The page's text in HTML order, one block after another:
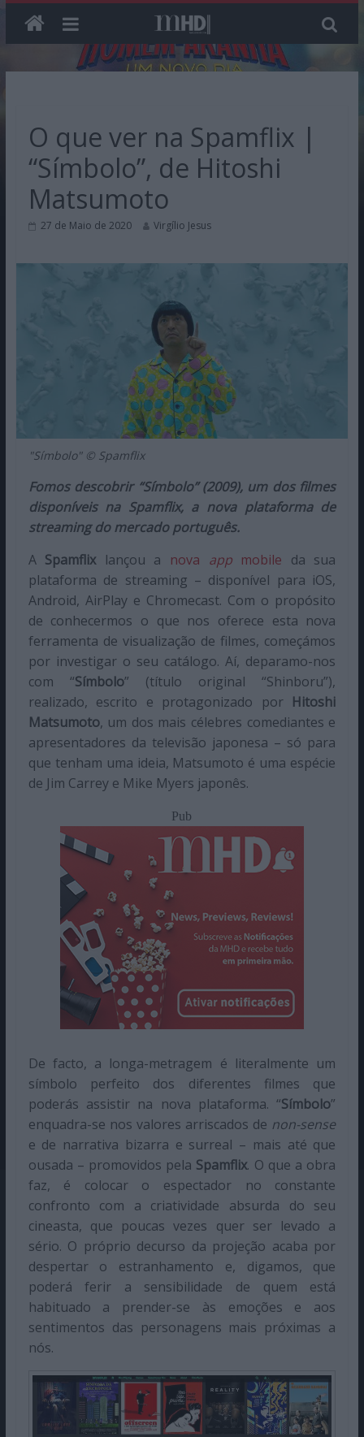
O que ver na Spamflix |
“Símbolo”, de Hitoshi
Matsumoto
27 de Maio de 2020 Virgílio Jesus
"Símbolo" © Spamflix
Fomos descobrir “Símbolo” (2009), um dos filmes
disponíveis na Spamflix, a nova plataforma de
streaming do mercado português.
A Spamflixlançou a nova appmobile da sua
plataforma de streaming – disponível para iOS,
Android, AirPlay e Chromecast. Com o propósito
de conhecermos o que nos oferece esta nova
ferramenta de visualização de filmes, começámos
por investigar o seu catálogo. Aí, deparamo-nos
com “Símbolo” (título original “Shinboru”),
realizado, escrito e protagonizado por Hitoshi
Matsumoto, um dos mais célebres comediantes e
apresentadores da televisão japonesa – só para
que tenham uma ideia, Matsumoto é uma espécie
de Jim Carrey e Mike Myers japonês.
Pub
De facto, a longa-metragem é literalmente um
símbolo perfeito dos diferentes filmes que
poderás assistir na nova plataforma. “Símbolo”
enquadra-se nos valores arriscados de non-sense
e de narrativa bizarra e surreal – mais até que
ousada – promovidos pela Spamflix. O que a obra
faz, é colocar o espectador no constante
confronto com a criatividade absurda do seu
cineasta, que poucas vezes quer ser levado a
sério. O próprio decurso da projeção acaba por
despertar o estranhamento e, digamos, que
poderá ferir a sensibilidade de quem está
habituado a prender-se às emoções e aos
sentimentos das personagens mais próximas a
nós.